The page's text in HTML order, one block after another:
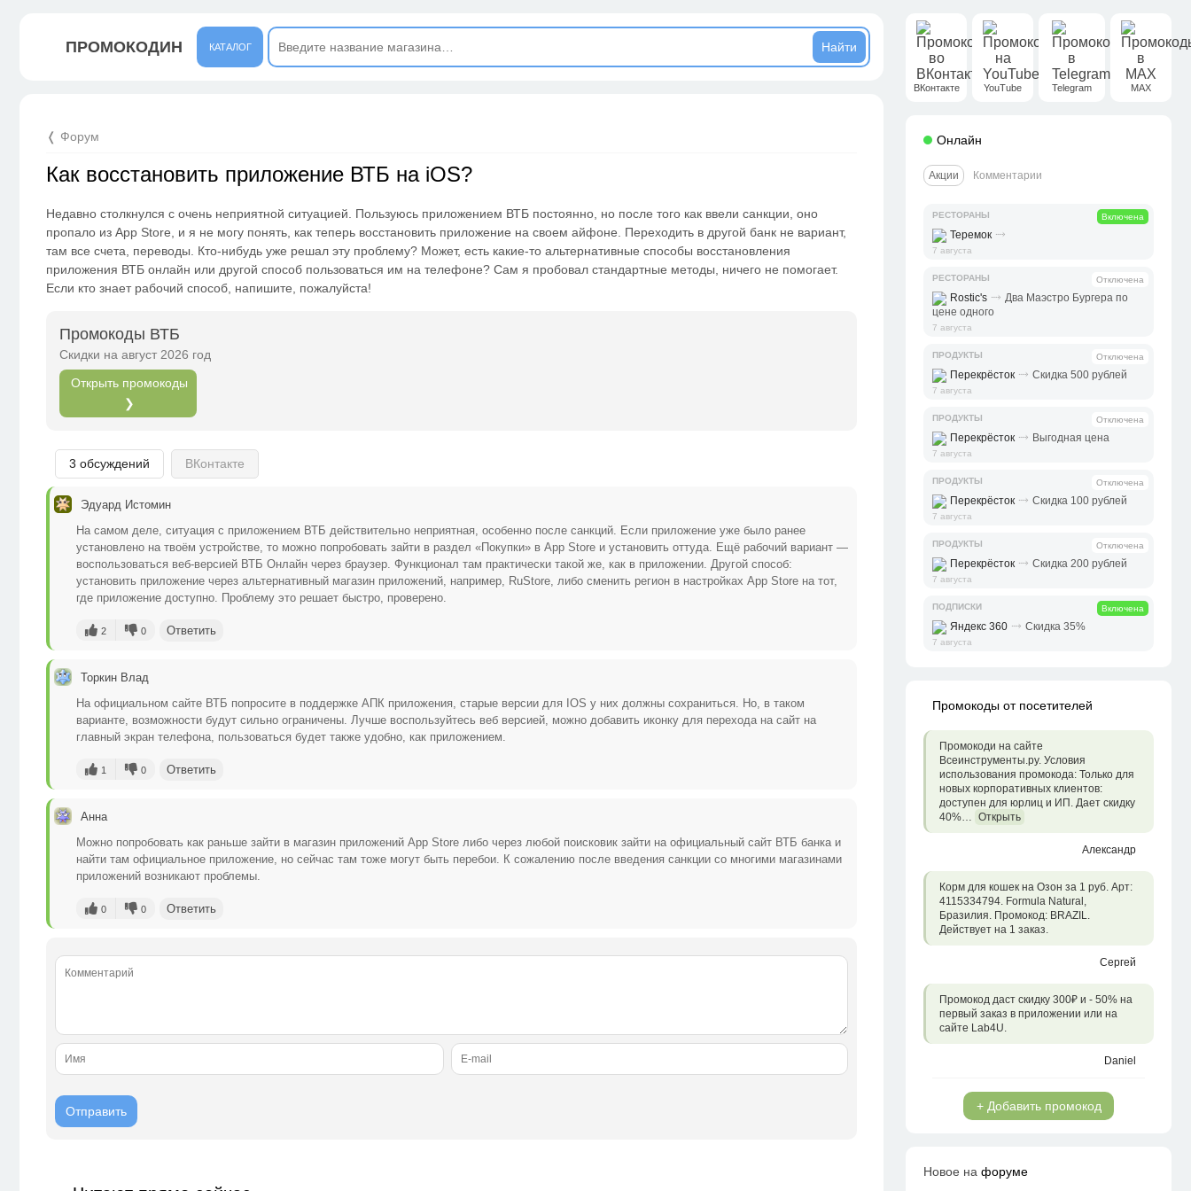
ПРОМОКОДИН КАТАЛОГ
❬ Форум
Как восстановить приложение ВТБ на iOS?
Недавно столкнулся с очень неприятной ситуацией. Пользуюсь приложением ВТБ постоянно, но после того как ввели санкции, оно
пропало из App Store, и я не могу понять, как теперь восстановить приложение на своем айфоне. Переходить в другой банк не вариант,
там все счета, переводы. Кто-нибудь уже решал эту проблему? Может, есть какие-то альтернативные способы восстановления
приложения ВТБ онлайн или другой способ пользоваться им на телефоне? Сам я пробовал стандартные методы, ничего не помогает.
Если кто знает рабочий способ, напишите, пожалуйста!
Промокоды ВТБ
Скидки на август 2026 год
Открыть промокоды
❯
3 обсуждений ВКонтакте
Эдуард Истомин
На самом деле, ситуация с приложением ВТБ действительно неприятная, особенно после санкций. Если приложение уже было ранее
установлено на твоём устройстве, то можно попробовать зайти в раздел «Покупки» в App Store и установить оттуда. Ещё рабочий вариант —
воспользоваться веб-версией ВТБ Онлайн через браузер. Функционал там практически такой же, как в приложении. Другой способ:
установить приложение через альтернативный магазин приложений, например, RuStore, либо сменить регион в настройках App Store на тот,
где приложение доступно. Проблему это решает быстро, проверено.
2 0 Ответить
Торкин Влад
На официальном сайте ВТБ попросите в поддержке АПК приложения, старые версии для IOS у них должны сохраниться. Но, в таком
варианте, возможности будут сильно ограничены. Лучше воспользуйтесь веб версией, можно добавить иконку для перехода на сайт на
главный экран телефона, пользоваться будет также удобно, как приложением.
1 0 Ответить
Анна
Можно попробовать как раньше зайти в магазин приложений App Store либо через любой поисковик зайти на официальный сайт ВТБ банка и
найти там официальное приложение, но сейчас там тоже могут быть перебои. К сожалению после введения санкции со многими магазинами
приложений возникают проблемы.
0 0 Ответить
ВКонтакте YouTube Telegram MAX
Онлайн
Акции Комментарии
РЕСТОРАНЫ Включена
Теремок ⤑
7 августа
РЕСТОРАНЫ Отключена
Rostic's ⤑ Два Маэстро Бургера по
цене одного
7 августа
ПРОДУКТЫ Отключена
Перекрёсток ⤑ Скидка 500 рублей
7 августа
ПРОДУКТЫ Отключена
Перекрёсток ⤑ Выгодная цена
7 августа
ПРОДУКТЫ Отключена
Перекрёсток ⤑ Скидка 100 рублей
7 августа
ПРОДУКТЫ Отключена
Перекрёсток ⤑ Скидка 200 рублей
7 августа
ПОДПИСКИ Включена
Яндекс 360 ⤑ Скидка 35%
7 августа
Промокоды от посетителей
Промокоди на сайте
Всеинструменты.ру. Условия
использования промокода: Только для
новых корпоративных клиентов:
доступен для юрлиц и ИП. Дает скидку
40%… Открыть
Александр
Корм для кошек на Озон за 1 руб. Арт:
4115334794. Formula Natural,
Бразилия. Промокод: BRAZIL.
Действует на 1 заказ.
Сергей
Промокод даст скидку 300₽ и - 50% на
первый заказ в приложении или на
сайте Lab4U.
Daniel
+ Добавить промокод
Новое на форуме
Открыть полностью
Подпишись на наш ТГ-канал и получай свежие акции и
промокоды каждый день!
Открыть полностью
Можешь предложить свои промокоды для публикации.